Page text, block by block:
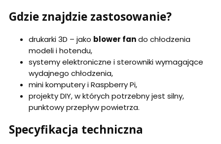
Gdzie znajdzie zastosowanie?
drukarki 3D – jako blower fando chłodzenia
modeli i hotendu,
systemy elektroniczne i sterowniki wymagające
wydajnego chłodzenia,
mini komputery i Raspberry Pi,
projekty DIY, w których potrzebny jest silny,
punktowy przepływ powietrza.
Specyfikacja techniczna